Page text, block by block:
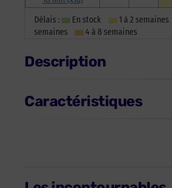
Délais : En stock 1 à 2 semaines
semaines
4 à 8 semaines
Description
Caractéristiques